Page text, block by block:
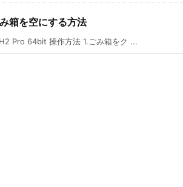
箱を空にする方法
Pro 64bit 操作方法 1.ごみ箱をク ...